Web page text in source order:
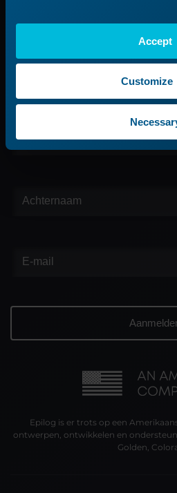
Accept
Customize
Neem contact met ons op
Vind je vertegenwoordiger
Schrijf je in voor onze
Epilog is er trots op een
ontwerpen, ontwikkelen en
Golden,